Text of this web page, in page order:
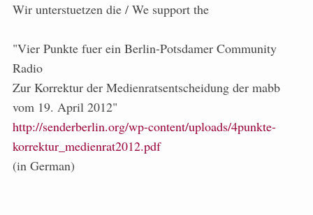
Wir unterstuetzen die / We support the
"Vier Punkte fuer ein Berlin-Potsdamer Community
Radio
Zur Korrektur der Medienratsentscheidung der mabb
vom 19. April 2012"
http://senderberlin.org/wp-content/uploads/4punkte-
korrektur_medienrat2012.pdf
(in German)